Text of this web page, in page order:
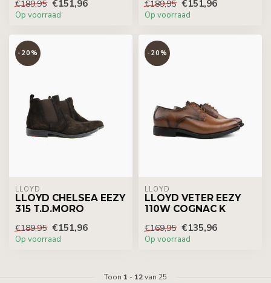
€189,95 €151,96
Op voorraad
€189,95 €151,96
Op voorraad
-20%
LLOYD
LLOYD CHELSEA EEZY
315 T.D.MORO
€189,95 €151,96
Op voorraad
-20%
LLOYD
LLOYD VETER EEZY
110W COGNAC K
€169,95 €135,96
Op voorraad
Toon 1 - 12van 25